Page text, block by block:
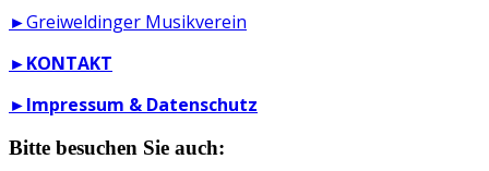
►Greiweldinger Musikverein
►KONTAKT
►Impressum & Datenschutz
Bitte besuchen Sie auch: